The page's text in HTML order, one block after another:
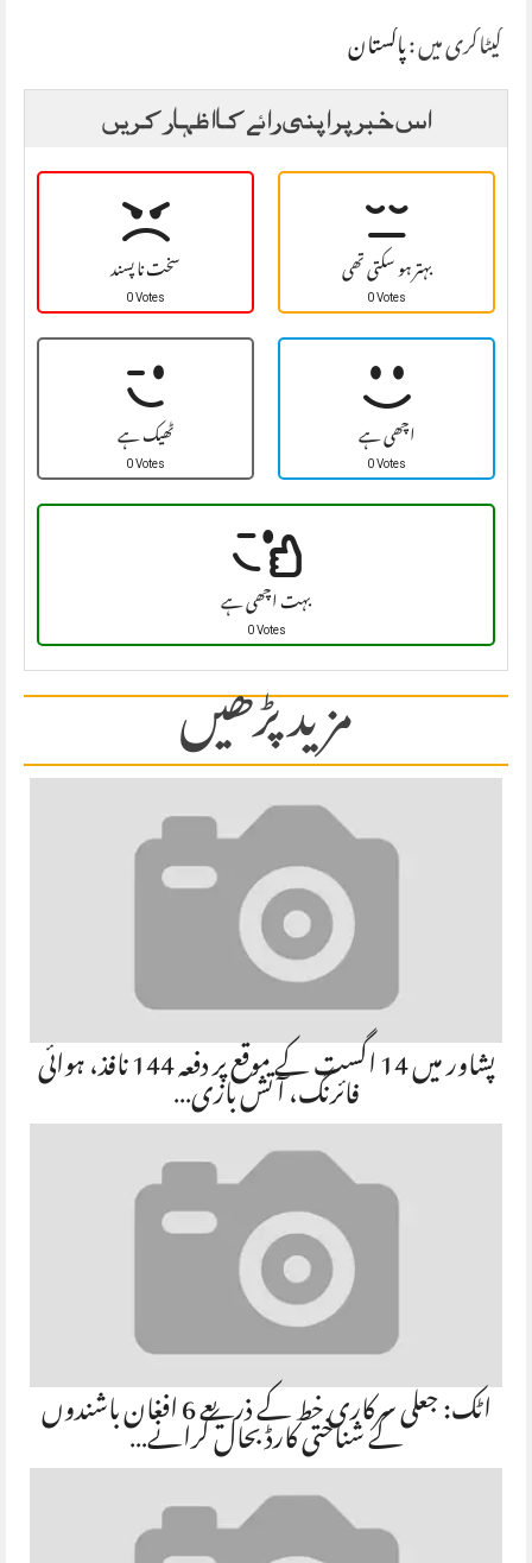
کیٹاگری میں :پاکستان
اس خبر پر اپنی رائے کا اظہار کریں
سخت نا پسند
0 Votes بہتر ہو سکتی تھی
0 Votes
ٹھیک ہے
0 Votes اچھی ہے
0 Votes
بہت اچھی ہے
0 Votes
مزید پڑھیں
پشاور میں 14 اگست کے موقع پر دفعہ 144 نافذ، ہوائی فائرنگ، آتش بازی…
اٹک: جعلی سرکاری خط کے ذریعے 6 افغان باشندوںکے شناختی کارڈ بحال کرانے…